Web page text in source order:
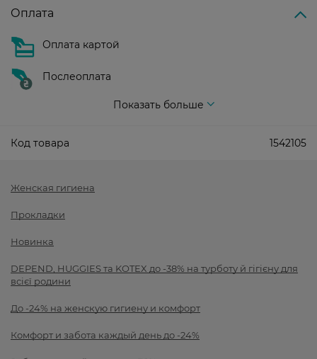
Оплата
Оплата картой
Послеоплата
Показать больше
Код товара 1542105
Женская гигиена
Прокладки
Новинка
DEPEND, HUGGIES та KOTEX до -38% на турботу й гігієну для
всієї родини
До -24% на женскую гигиену и комфорт
Комфорт и забота каждый день до -24%